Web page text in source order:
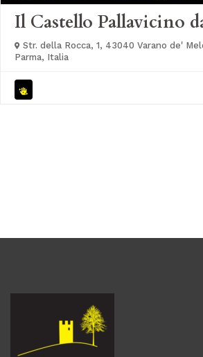
Il Castello Pallavicino
Str. della Rocca, 1, 43040 Varano de'
Parma, Italia